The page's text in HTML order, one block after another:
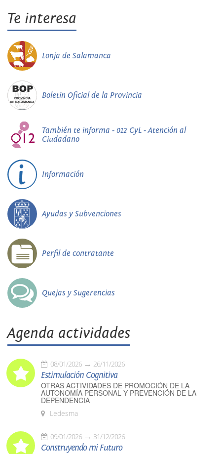
Te interesa
Lonja de Salamanca
Boletín Oficial de la Provincia
También te informa - 012 CyL - Atención al
Ciudadano
Información
Ayudas y Subvenciones
Perfil de contratante
Quejas y Sugerencias
Agenda actividades
08/01/2026 26/11/2026
Estimulación Cognitiva
OTRAS ACTIVIDADES DE PROMOCIÓN DE LA
AUTONOMÍA PERSONAL Y PREVENCIÓN DE LA
DEPENDENCIA
Ledesma
09/01/2026 31/12/2026
Construyendo mi Futuro